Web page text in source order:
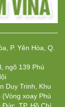
P. Yên Hòa, Q.
ngõ 139 Phú
Duy Trinh, Khu
(Vòng xoay Phú
Đức, TP. Hồ Chí